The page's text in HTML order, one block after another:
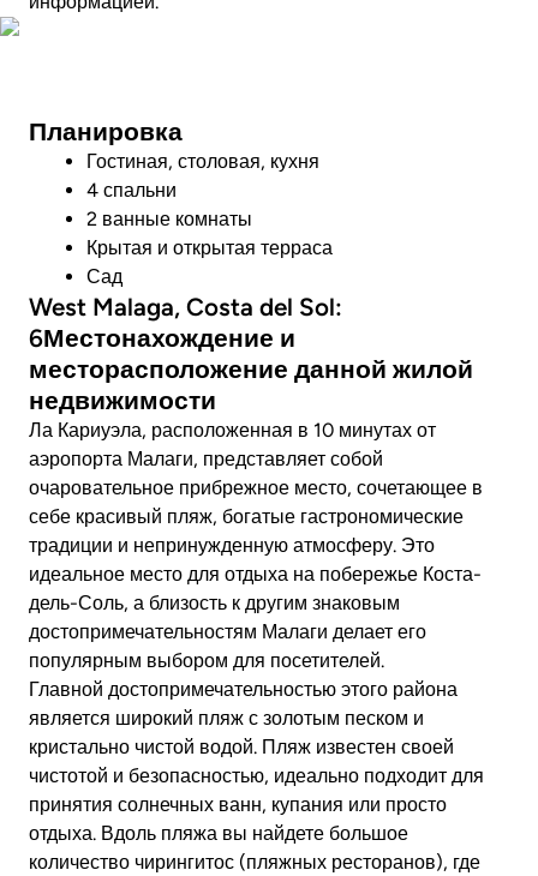
Планировка
Гостиная, столовая, кухня
4 спальни
2 ванные комнаты
Крытая и открытая терраса
Сад
West Malaga, Costa del Sol:
6Местонахождение и
месторасположение данной жилой
недвижимости
Ла Кариуэла, расположенная в 10 минутах от
аэропорта Малаги, представляет собой
очаровательное прибрежное место, сочетающее в
себе красивый пляж, богатые гастрономические
традиции и непринужденную атмосферу. Это
идеальное место для отдыха на побережье Коста-
дель-Соль, а близость к другим знаковым
достопримечательностям Малаги делает его
популярным выбором для посетителей.
Главной достопримечательностью этого района
является широкий пляж с золотым песком и
кристально чистой водой. Пляж известен своей
чистотой и безопасностью, идеально подходит для
принятия солнечных ванн, купания или просто
отдыха. Вдоль пляжа вы найдете большое
количество чирингитос (пляжных ресторанов), где